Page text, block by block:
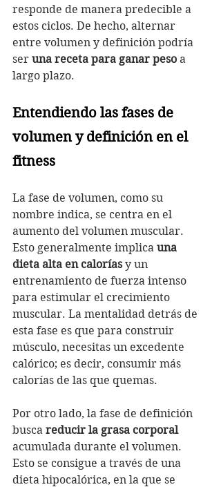
responde de manera predecible a
estos ciclos. De hecho, alternar
entre volumen y definición podría
ser una receta para ganar peso a
largo plazo.
Entendiendo las fases de
volumen y definición en el
fitness
La fase de volumen, como su
nombre indica, se centra en el
aumento del volumen muscular.
Esto generalmente implica una
dieta alta en calorías y un
entrenamiento de fuerza intenso
para estimular el crecimiento
muscular. La mentalidad detrás de
esta fase es que para construir
músculo, necesitas un excedente
calórico; es decir, consumir más
calorías de las que quemas.
Por otro lado, la fase de definición
busca reducir la grasa corporal
acumulada durante el volumen.
Esto se consigue a través de una
dieta hipocalórica, en la que se